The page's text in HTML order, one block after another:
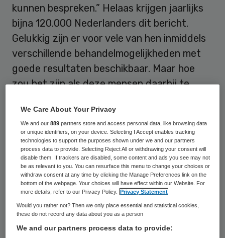
kunnen bespreken.” Helaas krijgen jaarlijks
bijna 120.000 Nederlanders dit bericht.
Gelukkig zijn er voor vele van hen inmiddels
verschillende behandelmogelijkheden met
goede resultaten beschikbaar. Maar hoe
zou het zijn als deze mensen daarbij te
laten onderzoeken door een collega in een
ander ziekenhuis die gespecialiseerd is in
uw vorm van kanker. In dat ziekenhuis
zullen zij de definitieve diagnose stellen en
de behandelmogelijkheden met u bespreken.
Met die informatie kunt u – samen met de
artsen daar – een behandeling kiezen die bij
u past. Ook kunt u het ziekenhuis kiezen
dat het beste bij u past.”
We Care About Your Privacy
We and our889 partners store and access personal data, like browsing data
or unique identifiers, on your device. Selecting I Accept enables tracking
technologies to support the purposes shown under we and our partners
process data to provide. Selecting Reject All or withdrawing your consent will
disable them. If trackers are disabled, some content and ads you see may not
be as relevant to you. You can resurface this menu to change your choices or
withdraw consent at any time by clicking the Manage Preferences link on the
bottom of the webpage. Your choices will have effect within our Website. For
more details, refer to our Privacy Policy.
Privacy Statement
Would you rather not? Then we only place essential and statistical cookies,
these do not record any data about you as a person
We and our partners process data to provide: